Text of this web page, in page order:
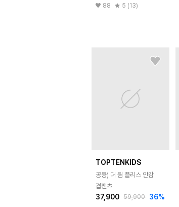
88 5 (13)
TOPTENKIDS
공용) 더 웜 플리스 안감
겹팬츠
37,900 59,900 36%